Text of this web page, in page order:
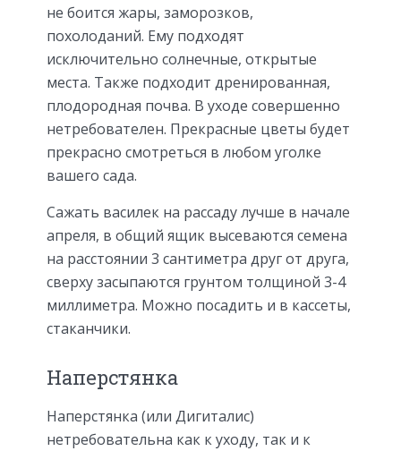
не боится жары, заморозков,
похолоданий. Ему подходят
исключительно солнечные, открытые
места. Также подходит дренированная,
плодородная почва. В уходе совершенно
нетребователен. Прекрасные цветы будет
прекрасно смотреться в любом уголке
вашего сада.
Сажать василек на рассаду лучше в начале
апреля, в общий ящик высеваются семена
на расстоянии 3 сантиметра друг от друга,
сверху засыпаются грунтом толщиной 3-4
миллиметра. Можно посадить и в кассеты,
стаканчики.
Наперстянка
Наперстянка (или Дигиталис)
нетребовательна как к уходу, так и к